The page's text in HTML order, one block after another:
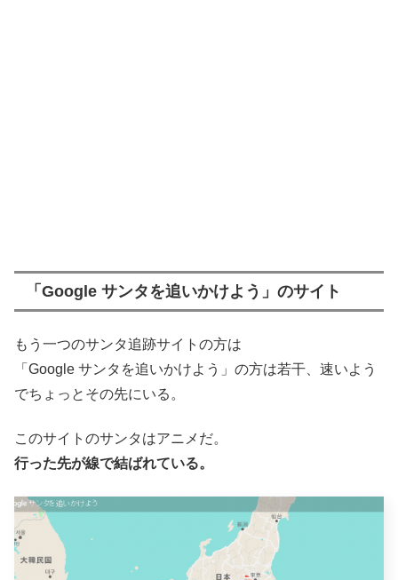
「Google サンタを追いかけよう」のサイト
もう一つのサンタ追跡サイトの方は
「Google サンタを追いかけよう」の方は若干、速いよう
でちょっとその先にいる。
このサイトのサンタはアニメだ。
行った先が線で結ばれている。